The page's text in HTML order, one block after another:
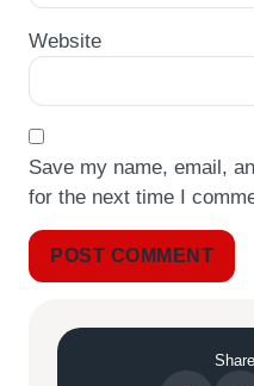
Website
Save my name, email,
for the next time I